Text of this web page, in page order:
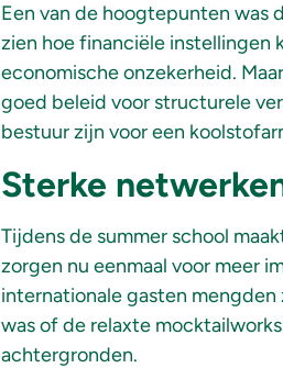
Een van de hoogtepunten was
zien hoe financiële instellingen
economische onzekerheid.
goed beleid voor structurele
bestuur zijn voor een
Sterke
Tijdens de summer school
zorgen nu eenmaal voor meer
internationale gasten
was of de relaxte
achtergronden.